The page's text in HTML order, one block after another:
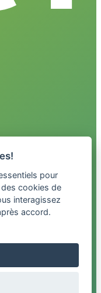
pour
cookies de
interagissez
accord.